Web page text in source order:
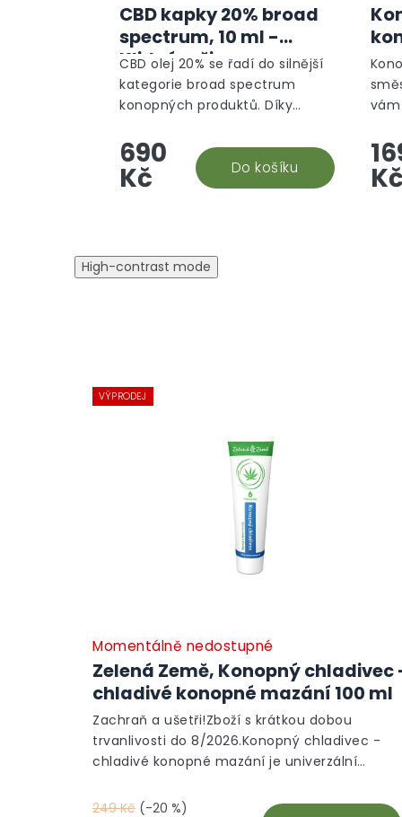
CBD kapky 20% broad
spectrum, 10 ml -
Klidný režim
690
Kč Do košíku
CBD olej 20% se řadí do silnější
kategorie broad spectrum
konopných produktů. Díky
až 8 mg CBD v jedné kapce.
Vysoká kvalita je zaručena
CO2...
Kč
je
High-contrast mode
VÝPRODEJ
Zelená Země, Konopný chladivec
chladivé konopné mazání 100 ml
Momentálně nedostupné
249 Kč (-20 %)
Zachraň a ušetři!Zboží s krátkou dobou
trvanlivosti do 8/2026.Konopný chladivec -
chladivé konopné mazání je univerzální
konopným olejem a výtažkem z máty, díky